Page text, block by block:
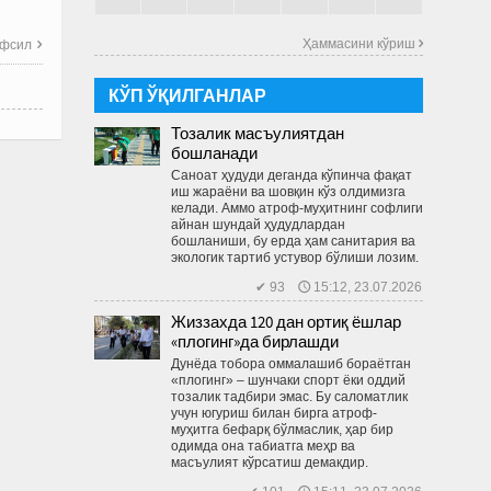
 Ҳаммасини кўриш 
КЎП ЎҚИЛГАНЛАР
Тозалик масъулиятдан
бошланади
Саноат ҳудуди деганда кўпинча фақат
иш жараёни ва шовқин кўз олдимизга
келади. Аммо атроф-муҳитнинг софлиги
айнан шундай ҳудудлардан
бошланиши, бу ерда ҳам санитария ва
экологик тартиб устувор бўлиши лозим.
✔ 93 🕔 15:12, 23.07.2026
Жиззахда 120 дан ортиқ ёшлар
«плогинг»да бирлашди
Дунёда тобора оммалашиб бораётган
«плогинг» – шунчаки спорт ёки оддий
тозалик тадбири эмас. Бу саломатлик
учун югуриш билан бирга атроф-
муҳитга бефарқ бўлмаслик, ҳар бир
одимда она табиатга меҳр ва
масъулият кўрсатиш демакдир.